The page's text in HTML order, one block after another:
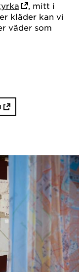
, mitt i
kläder kan vi
väder som